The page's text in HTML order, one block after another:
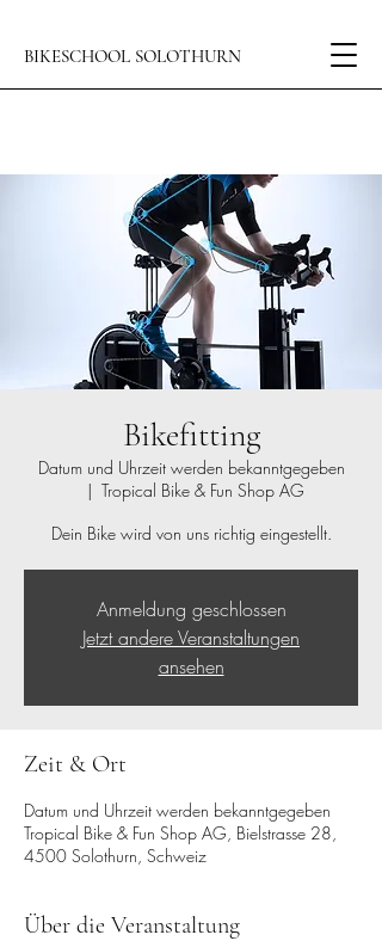
BIKESCHOOL SOLOTHURN
Bikefitting
Datum und Uhrzeit werden bekanntgegeben
  |
Tropical Bike & Fun Shop AG
Dein Bike wird von uns richtig eingestellt.
Anmeldung geschlossen
Jetzt andere Veranstaltungen
ansehen
Zeit & Ort
Datum und Uhrzeit werden bekanntgegeben
Tropical Bike & Fun Shop AG, Bielstrasse 28,
4500 Solothurn, Schweiz
Über die Veranstaltung